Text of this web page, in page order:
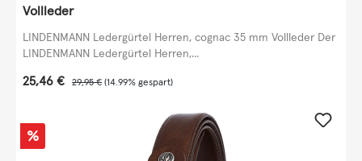
Vollleder
LINDENMANN Ledergürtel Herren, cognac 35 mm Vollleder Der
LINDENMANN Ledergürtel Herren,...
Verkaufspreis:
25,46 € Regulärer Preis:
29,95 € (14.99% gespart)
Rabatt
%